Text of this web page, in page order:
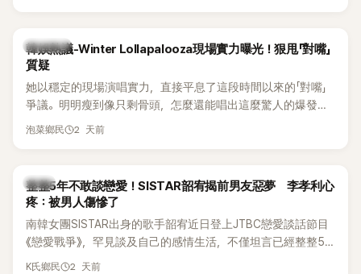
細身材下的超狂背肌與肩膀線條，反差感十足，讓不少網友看
傻直呼：「原來她身材這麼猛！」
熱議討論
韓娛熱議-Winter Lollapalooza現場實力曝光！狠甩「對嘴」
質疑
她以穩定的現場演唱實力，直接平息了這段時間以來的「對嘴」
爭議。明明瘦到像只剩骨頭，怎麼還能唱出這麼驚人的爆發力
和音量？
泡菜鄉民 2 天前
韓星
整整5年不敢談戀愛！SISTAR韶宥揭前男友惡夢 李孝利心
疼：被男人傷慘了
南韓女團SISTAR出身的歌手韶宥近日登上JTBC戀愛談話節目
《戀愛戰爭》，罕見談及自己的感情生活，不僅坦言已經整整5
年沒有談戀愛，更首度透露空窗至今的原因，全與上一段戀情
K氏鄉民 2 天前